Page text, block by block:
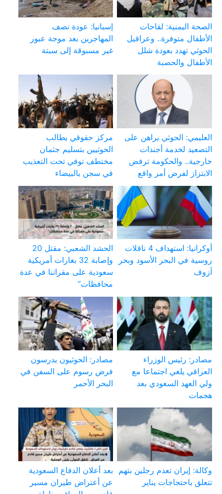
الصحة اليمنية: لقاحات
الأطفال متوفرة.. وعراقيل
الحوثي تهدد بعودة شلل
الأطفال والحصبة
إسبانيا: عودة نصف
المهاجرين بعد موجة عبور
غير مسبوقة إلى سبتة
العليمي: الحوثي يراهن على
التصعيد لخدمة أجندات
خارجية.. والحكومة ترفض
الابتزاز لفرض أمر واقع
مركز حقوقي يطالب
الحوثيين بتسليم جثمان
مختطف توفي تحت التعذيب
في سجن بالبيضاء
أوكرانيا: استهداف 4 ناقلات
روسية في البحر الأسود وبحر
آزوف
الحشد الشعبي: مقتل 20
وإصابة 32 بغارات أمريكية
سعودية على مقراتنا في عدة
محافظات”
مصادر: رئيس الوزراء
العراقي يلغي اجتماعا مع
ولي العهد السعودي بعد
هجمات
مصادر: الحوثيون يدرسون
فرض رسوم على السفن في
البحر الأحمر
وكالة: إيران تعدم رجلين بتهم
تتعلق باحتجاجات يناير
بعد أعلان الدفاع السعودية
عن أعتراض طيران مسير